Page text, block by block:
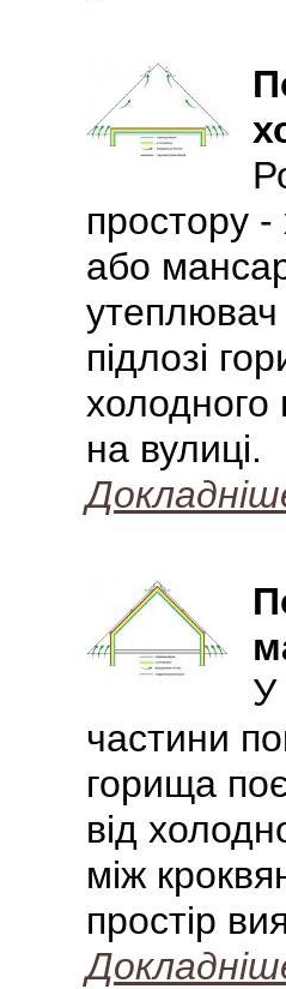
простору
або
утеплювач
підлозі
холодного
на вулиці.
У
частини
горища
від
між
простір